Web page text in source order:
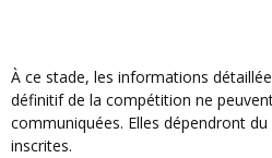
À ce stade, les informations détaillées concernant le format
définitif de la compétition ne
communiquées. Elles dépendront
inscrites.